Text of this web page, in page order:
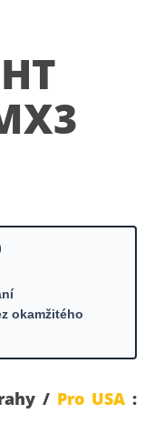
okamžitého
/ Pro USA :